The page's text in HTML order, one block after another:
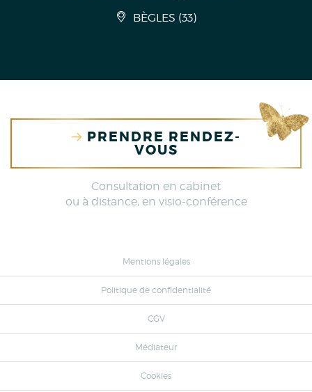
BÈGLES (33)
PRENDRE RENDEZ-
VOUS
Consultation en cabinet
ou à distance, en visio-conférence
Mentions légales
Politique de confidentialité
CGV
Médiateur
Cookies